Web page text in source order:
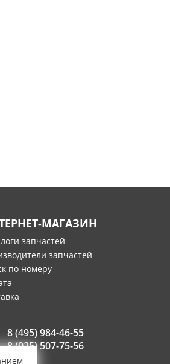
МАГАЗИН
запчастей
запчастей
по номеру
8 (495) 984-46-55
8 (925) 507-75-56